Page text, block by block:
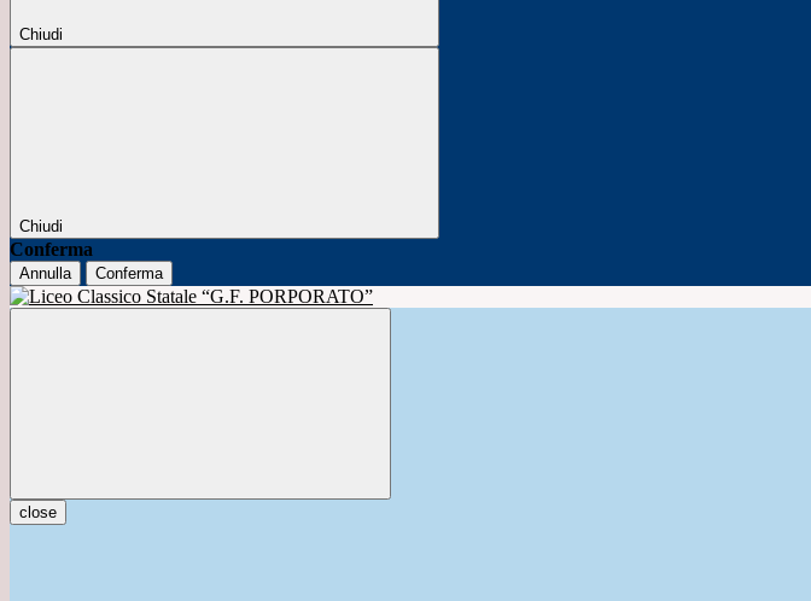
Chiudi
Chiudi
Conferma
Annulla Conferma
close